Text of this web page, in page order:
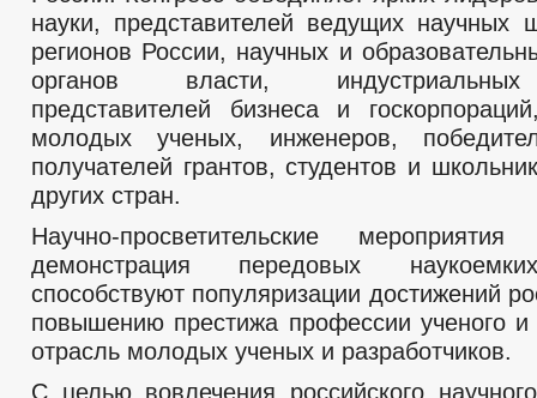
науки, представителей ведущих научных
регионов России, научных и
органов власти,
представителей бизнеса и
молодых ученых, инженеров,
получателей грантов, студентов и
других стран.
Научно-просветительские
демонстрация передовых
способствуют популяризации достижений
повышению престижа профессии ученого
отрасль молодых ученых и разработчиков.
С целью вовлечения российского